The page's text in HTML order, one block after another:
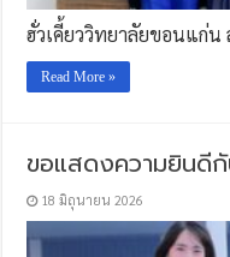
ฮั่วเคี้ยววิทยาลัยขอนแก่น
Read More »
ขอแสดงความยินดี
18 มิถุนายน 2026